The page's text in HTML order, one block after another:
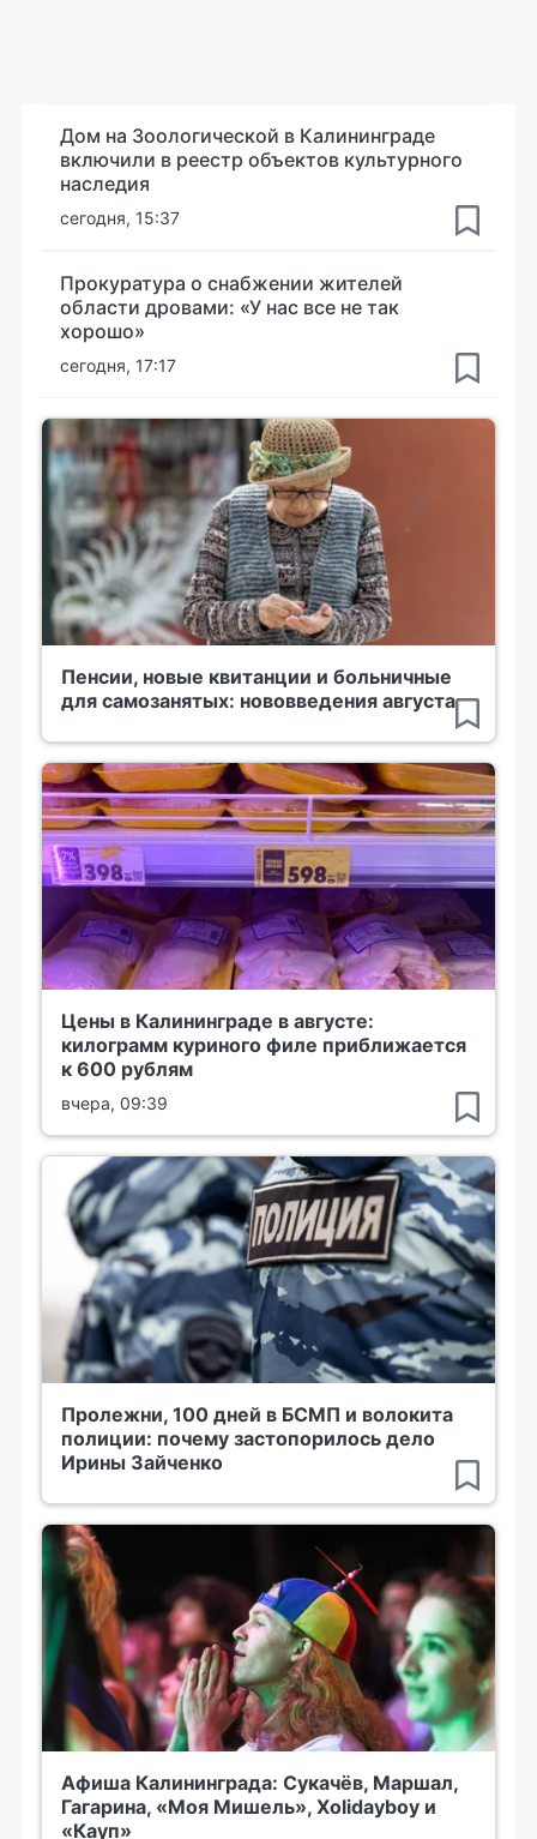
Дом на Зоологической в Калининграде
включили в реестр объектов культурного
наследия
сегодня, 15:37
Прокуратура о снабжении жителей
области дровами: «У нас все не так
хорошо»
сегодня, 17:17
Пенсии, новые квитанции и больничные
для самозанятых: нововведения августа
Цены в Калининграде в августе:
килограмм куриного филе приближается
к 600 рублям
вчера, 09:39
Пролежни, 100 дней в БСМП и волокита
полиции: почему застопорилось дело
Ирины Зайченко
Афиша Калининграда: Сукачёв, Маршал,
Гагарина, «Моя Мишель», Xolidayboy и
«Кауп»